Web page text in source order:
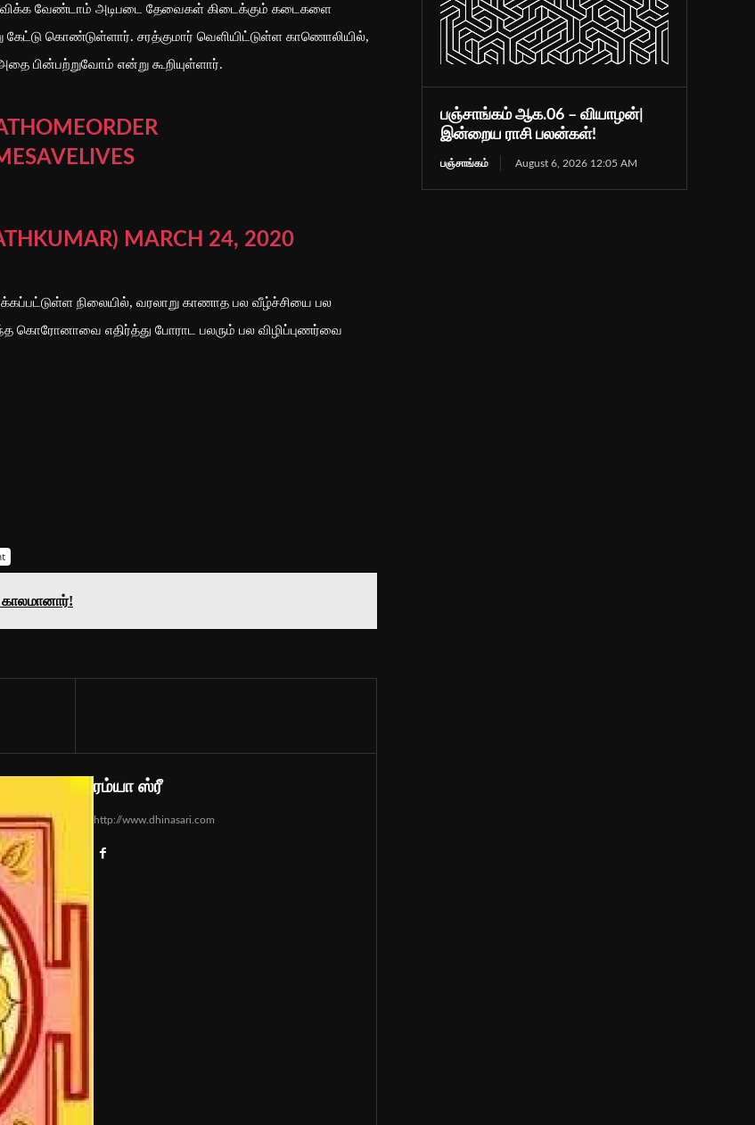
வேண்டாம் அடிபடை தேவைகள் கிடைக்கும் கடைகளை
கொண்டுள்ளார். சரத்குமார் வெளியிட்டுள்ள காணொலியில்,
பின்பற்றுவோம் என்று கூறியுள்ளார்.
MARCH 24, 2020
நிலையில், வரலாறு காணாத பல வீழ்ச்சியை பல
கொரோனாவை எதிர்த்து போராட பலரும் பல விழிப்புணர்வை
ரம்யா ஸ்ரீ
http://www.dhinasari.com
பஞ்சாங்கம் ஆக.06 – வியாழன்|
இன்றைய ராசி பலன்கள்!
பஞ்சாங்கம் August 6, 2026 12:05 AM